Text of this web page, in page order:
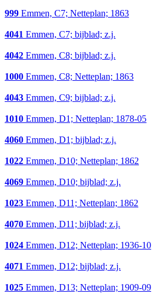
999 Emmen, C7; Netteplan; 1863
4041 Emmen, C7; bijblad; z.j.
4042 Emmen, C8; bijblad; z.j.
1000 Emmen, C8; Netteplan; 1863
4043 Emmen, C9; bijblad; z.j.
1010 Emmen, D1; Netteplan; 1878-05
4060 Emmen, D1; bijblad; z.j.
1022 Emmen, D10; Netteplan; 1862
4069 Emmen, D10; bijblad; z.j.
1023 Emmen, D11; Netteplan; 1862
4070 Emmen, D11; bijblad; z.j.
1024 Emmen, D12; Netteplan; 1936-10
4071 Emmen, D12; bijblad; z.j.
1025 Emmen, D13; Netteplan; 1909-09